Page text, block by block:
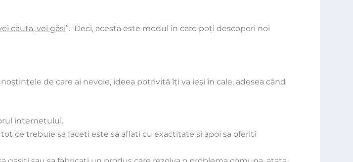
căuta, vei găsi”. Deci, acesta este modul în care poţi descoperi noi
de care ai nevoie, ideea potrivită îţi va ieşi în cale, adesea când
internetului.
ce trebuie sa faceti este sa aflati cu exactitate si apoi sa oferiti